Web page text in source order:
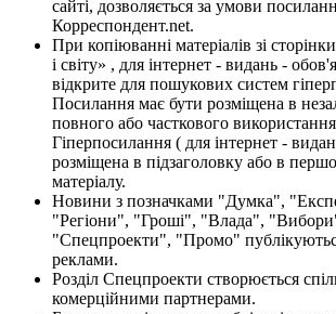
сайті, дозволяється за умови
Корреспондент.net.
При копіюванні матеріалів зі
і світу» , для інтернет - видань -
відкрите для пошукових систем
Посилання має бути розміщена в
повного або часткового використання
Гіперпосилання ( для інтернет -
розміщена в підзаголовку або в
матеріалу.
Новини з позначками "Думка",
"Регіони", "Гроші", "Влада",
"Спецпроекти", "Промо"
реклами.
Розділ Спецпроекти створюється
комерційними партнерами.